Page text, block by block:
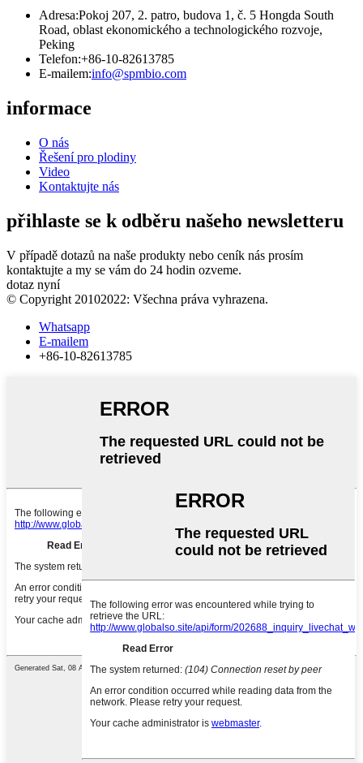
Adresa:Pokoj 207, 2. patro, budova 1, č. 5 Hongda South
Road, oblast ekonomického a technologického rozvoje,
Peking
Telefon:+86-10-82613785
E-mailem:info@spmbio.com
informace
O nás
Řešení pro plodiny
Video
Kontaktujte nás
přihlaste se k odběru našeho newsletteru
V případě dotazů na naše produkty nebo ceník nás prosím
kontaktujte a my se vám do 24 hodin ozveme.
dotaz nyní
© Copyright 20102022: Všechna práva vyhrazena.
Whatsapp
E-mailem
+86-10-82613785